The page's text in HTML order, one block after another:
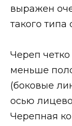
выражен
такого типа
Череп
меньше
(боковые
осью
Черепная